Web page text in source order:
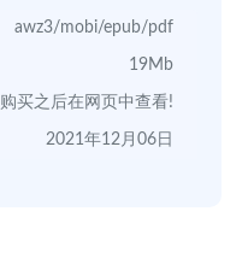
awz3/mobi/epub/pdf
19Mb
购买之后在网页中查看!
2021年12月06日